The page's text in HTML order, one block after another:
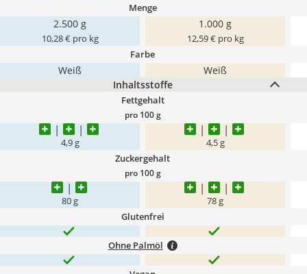
Menge
2.500 g
10,28 € pro kg
1.000 g
12,59 € pro kg
Farbe
Weiß
Weiß
Inhaltsstoffe
Fettgehalt
pro 100 g
4,9 g 4,5 g
Zuckergehalt
pro 100 g
80 g 78 g
Glutenfrei
Ohne Palmöl